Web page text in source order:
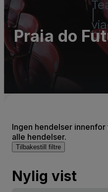
Praia do
Fortaleza
Ingen hendelser
alle hendelser.
Tilbakestill filtre
Nylig vist